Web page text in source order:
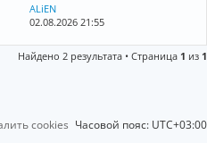
ALiEN
02.08.2026 21:55
Найдено 2 результата • Страница 1 из 1
Часовой пояс: UTC+03:00
cookies